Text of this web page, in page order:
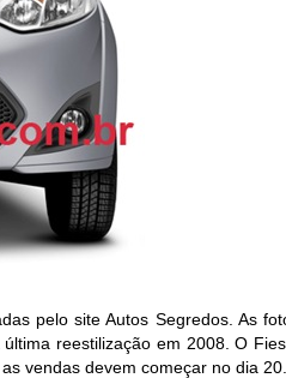
pelo site Autos Segredos. As
reestilização em 2008. O
vendas devem começar no dia 20.